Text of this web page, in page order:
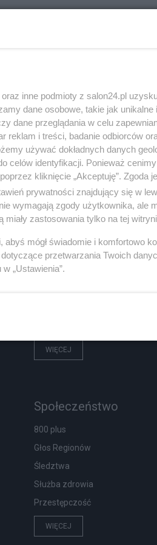
Biznes
Pieniądze
WIĘCEJ
Społeczeństwo
800 plus
Głos Regionów
Śledztwa
Służba zdrowia
Przestępczość
WIĘCEJ
inne podmioty z salon24.pl
dane osobowe, takie jak
dane przeglądania w celu
reklam i treści, badanie odbiorców
używać dokładnych danych
celów identyfikacji. Ponieważ
kliknięcie „Akceptuję”. Zgoda
prywatności znajdujący się w
wymagają zgody użytkownika, ale
zastosowania tylko na tej
abyś mógł świadomie i komfortowo
przetwarzania Twoich
„Ustawienia”.